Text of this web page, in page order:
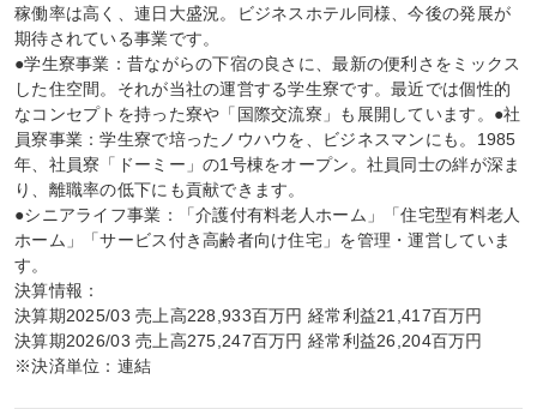
稼働率は高く、連日大盛況。ビジネスホテル同様、今後の発展が
期待されている事業です。
●学生寮事業：昔ながらの下宿の良さに、最新の便利さをミックス
した住空間。それが当社の運営する学生寮です。最近では個性的
なコンセプトを持った寮や「国際交流寮」も展開しています。●社
員寮事業：学生寮で培ったノウハウを、ビジネスマンにも。1985
年、社員寮「ドーミー」の1号棟をオープン。社員同士の絆が深ま
り、離職率の低下にも貢献できます。
●シニアライフ事業：「介護付有料老人ホーム」「住宅型有料老人
ホーム」「サービス付き高齢者向け住宅」を管理・運営していま
す。
決算情報：
決算期2025/03 売上高228,933百万円 経常利益21,417百万円
決算期2026/03 売上高275,247百万円 経常利益26,204百万円
※決済単位：連結